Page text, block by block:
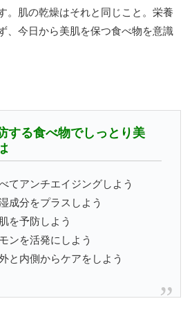
。肌の乾燥はそれと同じこと。栄養
、今日から美肌を保つ食べ物を意識
する食べ物でしっとり美
てアンチエイジングしよう
成分をプラスしよう
を予防しよう
ンを活発にしよう
と内側からケアをしよう